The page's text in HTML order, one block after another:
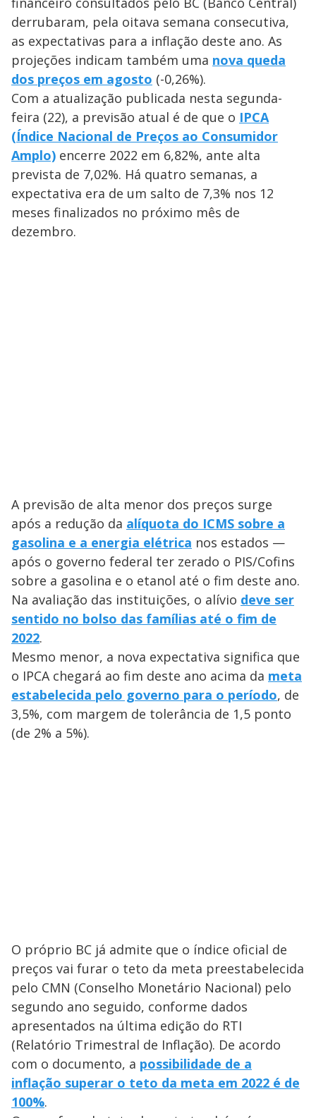
derrubaram, pela oitava semana consecutiva,
as expectativas para a inflação deste ano. As
projeções indicam também uma nova queda
dos preços em agosto (-0,26%).
Com a atualização publicada nesta segunda-
feira (22), a previsão atual é de que o IPCA
(Índice Nacional de Preços ao Consumidor
Amplo) encerre 2022 em 6,82%, ante alta
prevista de 7,02%. Há quatro semanas, a
expectativa era de um salto de 7,3% nos 12
meses finalizados no próximo mês de
dezembro.
A previsão de alta menor dos preços surge
após a redução da alíquota do ICMS sobre a
gasolina e a energia elétrica nos estados —
após o governo federal ter zerado o PIS/Cofins
sobre a gasolina e o etanol até o fim deste ano.
Na avaliação das instituições, o alívio deve ser
sentido no bolso das famílias até o fim de
2022.
Mesmo menor, a nova expectativa significa que
o IPCA chegará ao fim deste ano acima da meta
estabelecida pelo governo para o período, de
3,5%, com margem de tolerância de 1,5 ponto
(de 2% a 5%).
O próprio BC já admite que o índice oficial de
preços vai furar o teto da meta preestabelecida
pelo CMN (Conselho Monetário Nacional) pelo
segundo ano seguido, conforme dados
apresentados na última edição do RTI
(Relatório Trimestral de Inflação). De acordo
com o documento, a possibilidade de a
inflação superar o teto da meta em 2022 é de
100%.